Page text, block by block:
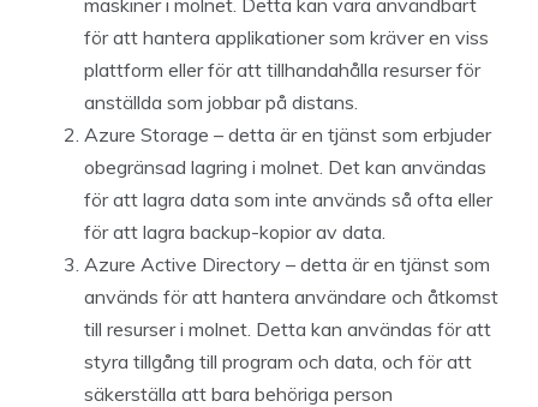
maskiner i molnet. Detta kan vara användbart
för att hantera applikationer som kräver en viss
plattform eller för att tillhandahålla resurser för
anställda som jobbar på distans.
Azure Storage – detta är en tjänst som erbjuder
obegränsad lagring i molnet. Det kan användas
för att lagra data som inte används så ofta eller
för att lagra backup-kopior av data.
Azure Active Directory – detta är en tjänst som
används för att hantera användare och åtkomst
till resurser i molnet. Detta kan användas för att
styra tillgång till program och data, och för att
säkerställa att bara behöriga person